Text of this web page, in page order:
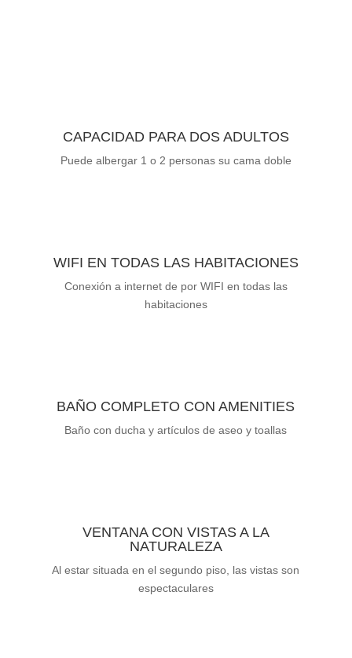
CAPACIDAD PARA DOS ADULTOS
Puede albergar 1 o 2 personas su cama doble
WIFI EN TODAS LAS HABITACIONES
Conexión a internet de por WIFI en todas las
habitaciones
BAÑO COMPLETO CON AMENITIES
Baño con ducha y artículos de aseo y toallas
VENTANA CON VISTAS A LA
NATURALEZA
Al estar situada en el segundo piso, las vistas son
espectaculares